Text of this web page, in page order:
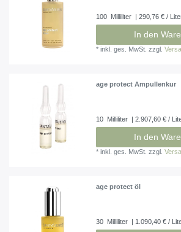
100 Milliliter | 290,76 € /
In den
*inkl. ges. MwSt. zzgl.
age protect Ampullenkur
10 Milliliter | 2.907,60 € /
In den
*inkl. ges. MwSt. zzgl.
age protect öl
30 Milliliter | 1.090,40 € /